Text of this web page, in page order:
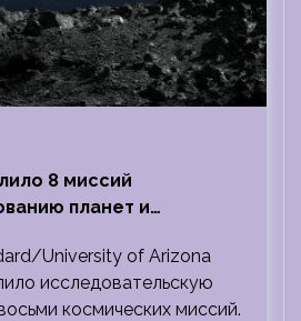
8 миссий
планет и
University of Arizona
исследовательскую
космических миссий.